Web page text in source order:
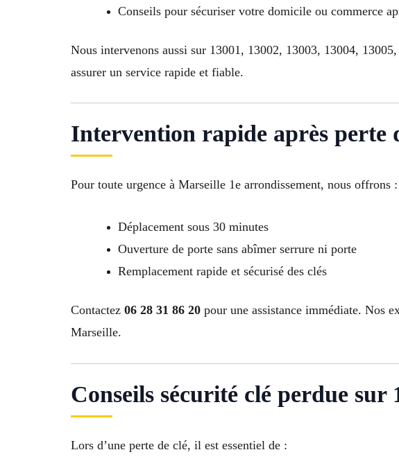
Conseils pour sécuriser votre domicile ou commerce
Nous intervenons aussi sur 13001, 13002, 13003, 13004,
assurer un service rapide et fiable.
Intervention rapide après perte
Pour toute urgence à Marseille 1e arrondissement, nous offrons :
Déplacement sous 30 minutes
Ouverture de porte sans abîmer serrure ni porte
Remplacement rapide et sécurisé des clés
Contactez 06 28 31 86 20 pour une assistance immédiate. Nos
Marseille.
Conseils sécurité clé perdue sur
Lors d’une perte de clé, il est essentiel de :